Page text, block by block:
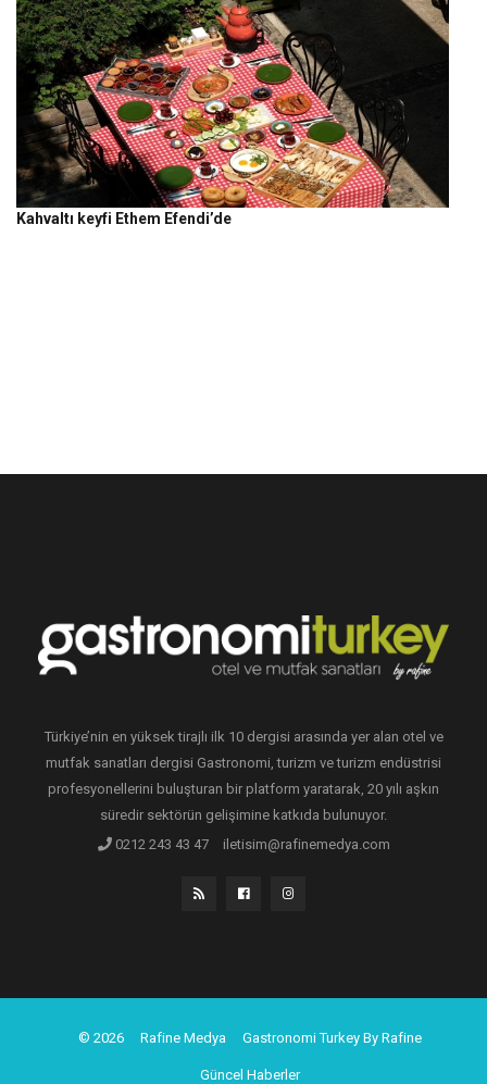
Kahvaltı keyfi Ethem Efendi’de
Türkiye’nin en yüksek tirajlı ilk 10 dergisi arasında yer alan otel ve
mutfak sanatları dergisi Gastronomi, turizm ve turizm endüstrisi
profesyonellerini buluşturan bir platform yaratarak, 20 yılı aşkın
süredir sektörün gelişimine katkıda bulunuyor.
0212 243 43 47
iletisim@rafinemedya.com
© 2026 Rafine Medya Gastronomi Turkey By Rafine
Güncel Haberler